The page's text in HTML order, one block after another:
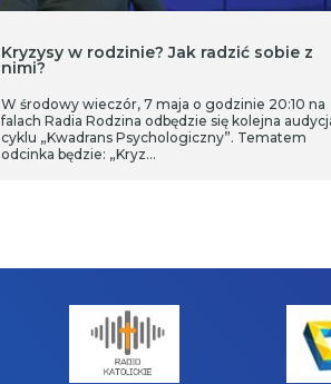
Kryzysy w rodzinie? Jak radzić sobie z
nimi?
W środowy wieczór, 7 maja o godzinie 20:10 na
falach Radia Rodzina odbędzie się kolejna
cyklu „Kwadrans Psychologiczny”. Tematem
odcinka będzie: „Kryz…